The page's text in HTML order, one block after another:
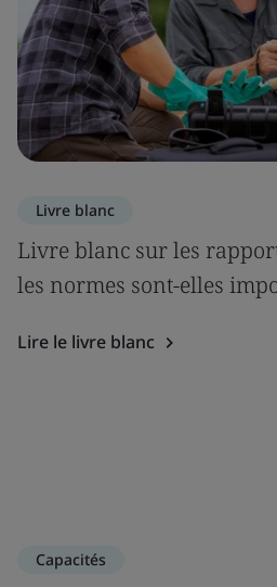
Livre blanc
Livre blanc sur les
les normes sont-elles
Lire le livre blanc
Capacités